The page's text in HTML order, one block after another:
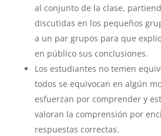
al conjunto de la clase,
discutidas en los pequeños
a un par grupos para que
en público sus conclusiones.
Los estudiantes no temen
todos se equivocan en algún
esfuerzan por comprender y
valoran la comprensión por
respuestas correctas.